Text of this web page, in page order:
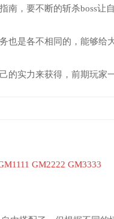
南，要不断的斩杀boss让
也是各不相同的，能够给
的实力来获得，前期玩家
GM2222 GM3333